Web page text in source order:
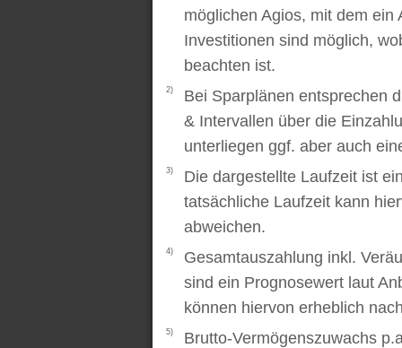
möglichen Agios, mit dem
Investitionen sind möglich,
beachten ist.
2)
Bei Sparplänen entsprechen
& Intervallen über die
unterliegen ggf. aber auch
3)
Die dargestellte Laufzeit ist
tatsächliche Laufzeit kann
abweichen.
4)
Gesamtauszahlung inkl.
sind ein Prognosewert laut
können hiervon erheblich
5)
Brutto-Vermögenszuwachs